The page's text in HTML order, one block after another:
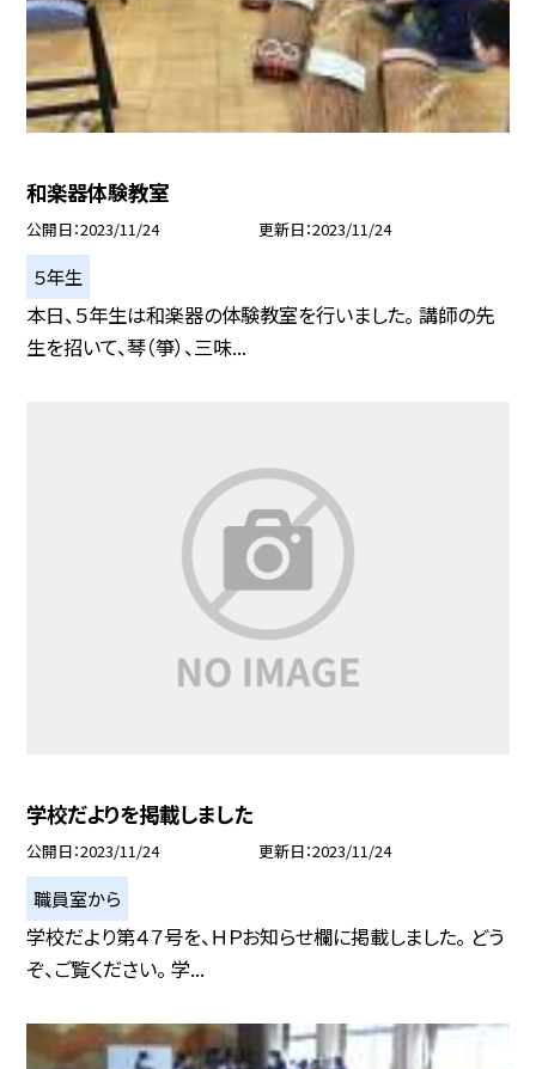
和楽器体験教室
公開日 2023/11/24 更新日 2023/11/24
５年生
本日、５年生は和楽器の体験教室を行いました。 講師の先
生を招いて、琴（箏）、三味...
学校だよりを掲載しました
公開日 2023/11/24 更新日 2023/11/24
職員室から
学校だより第４７号を、ＨＰお知らせ欄に掲載しました。 どう
ぞ、ご覧ください。 学...